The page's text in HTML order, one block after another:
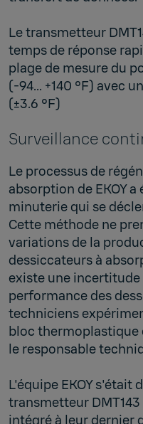
Le transmetteur
temps de réponse
plage de mesure du
(-94... +140 °F) avec
(±3.6 °F)
Surveillance
Le processus de
absorption de EKOY
minuterie qui se
Cette méthode ne
variations de la
dessiccateurs à
existe une
performance des
techniciens
bloc thermoplastique
le responsable
L'équipe EKOY s'était
transmetteur
intégré à leur dernier